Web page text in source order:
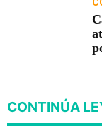
CONTINÚA